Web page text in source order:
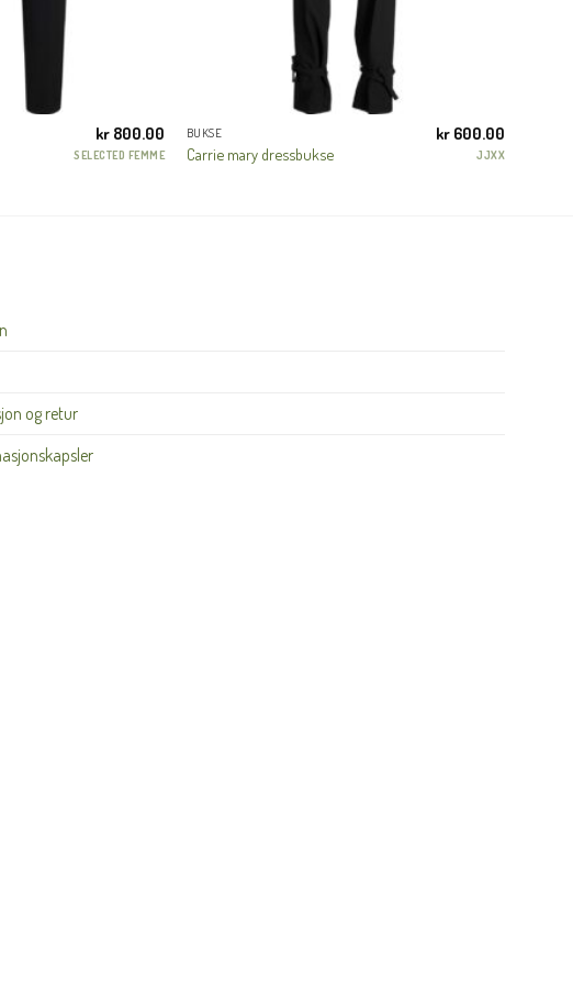
kr 800.00
SELECTED FEMME
BUKSE
Carrie mary dressbukse
kr 600.00
JJXX
og retur